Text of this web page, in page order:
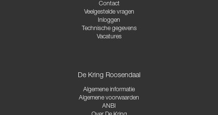
Contact
Veelgestelde vragen
Inloggen
Technische gegevens
Vacatures
De Kring Roosendaal
Algemene informatie
Algemene voorwaarden
ANBI